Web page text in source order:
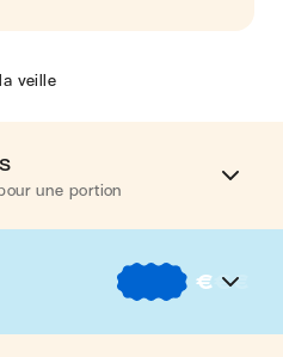
veille
une portion
307 kcal
0.9 g
€ €€
recettes à -2 € par portion